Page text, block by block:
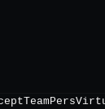
TeamPers